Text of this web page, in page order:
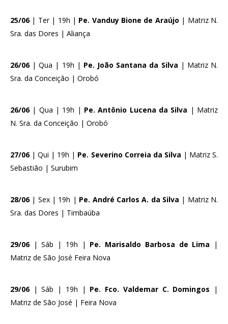
25/06| Ter | 19h | Pe. Vanduy Bione de Araújo | Matriz N.
Sra. das Dores | Aliança
26/06| Qua | 19h | Pe. João Santana da Silva | Matriz N.
Sra. da Conceição | Orobó
26/06| Qua | 19h | Pe. Antônio Lucena da Silva | Matriz
N. Sra. da Conceição | Orobó
27/06| Qui | 19h | Pe. Severino Correia da Silva | Matriz S.
Sebastião | Surubim
28/06| Sex | 19h | Pe. André Carlos A. da Silva | Matriz N.
Sra. das Dores | Timbaúba
29/06| Sáb | 19h | Pe. Marisaldo Barbosa de Lima |
Matriz de São José Feira Nova
29/06| Sáb | 19h | Pe. Fco. Valdemar C. Domingos |
Matriz de São José | Feira Nova